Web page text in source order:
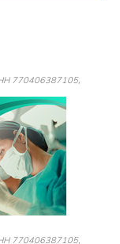
770406387105,
770406387105,